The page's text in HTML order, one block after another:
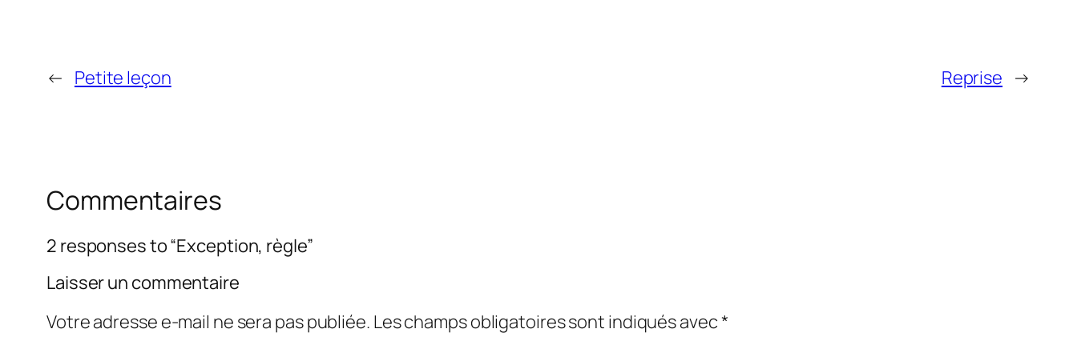
← Petite leçon Reprise →
Commentaires
2 responses to “Exception, règle”
Laisser un commentaire
Votre adresse e-mail ne sera pas publiée. Les champs obligatoires sont indiqués avec*